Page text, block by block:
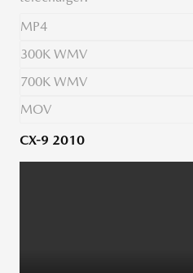
MP4
300K WMV
700K WMV
MOV
CX-9 2010